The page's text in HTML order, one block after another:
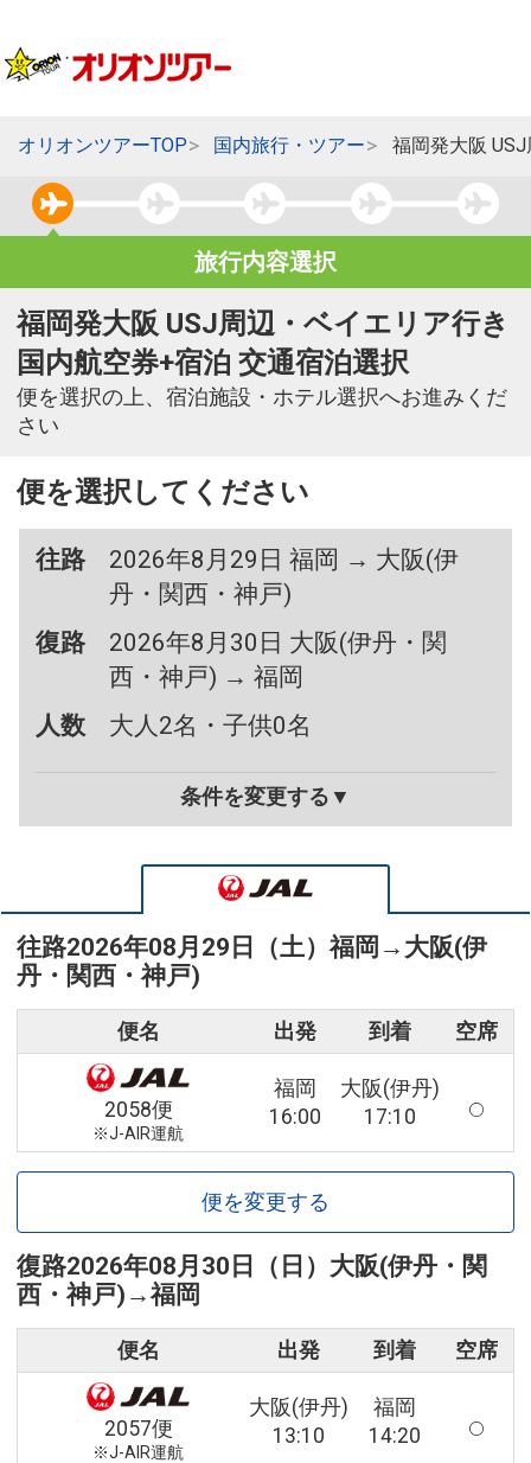
オリオンツアーTOP 国内旅行・ツアー 福岡発大阪
旅行内容選択
福岡発大阪 USJ周辺・ベイエリア行き
国内航空券+宿泊 交通宿泊選択
便を選択の上、宿泊施設・ホテル選択へお進みくだ
さい
便を選択してください
往路
2026年8月29日 福岡 → 大阪(伊
丹・関西・神戸)
復路
2026年8月30日 大阪(伊丹・関
西・神戸) → 福岡
人数
大人2名・子供0名
条件を変更する▼
往路2026年08月29日（土）福岡 → 大阪(伊
丹・関西・神戸)
便名 出発 到着 空席
2058便
※J-AIR運航
福岡
16:00
大阪(伊丹)
17:10
便を変更する
復路2026年08月30日（日） 大阪(伊丹・関
西・神戸) →福岡
便名 出発 到着 空席
2057便
※J-AIR運航
大阪(伊丹)
13:10
福岡
14:20